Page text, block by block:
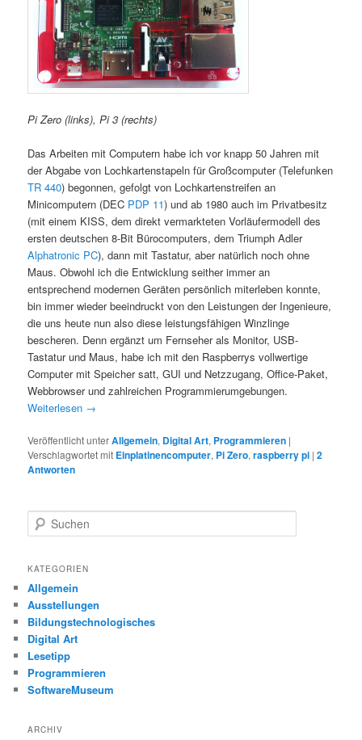
Pi Zero (links), Pi 3 (rechts)
Das Arbeiten mit Computern habe ich vor knapp 50 Jahren mit
der Abgabe von Lochkartenstapeln für Großcomputer (Telefunken
TR 440) begonnen, gefolgt von Lochkartenstreifen an
Minicomputern (DEC PDP 11) und ab 1980 auch im Privatbesitz
(mit einem KISS, dem direkt vermarkteten Vorläufermodell des
ersten deutschen 8-Bit Bürocomputers, dem Triumph Adler
Alphatronic PC), dann mit Tastatur, aber natürlich noch ohne
Maus. Obwohl ich die Entwicklung seither immer an
entsprechend modernen Geräten persönlich miterleben konnte,
bin immer wieder beeindruckt von den Leistungen der Ingenieure,
die uns heute nun also diese leistungsfähigen Winzlinge
bescheren. Denn ergänzt um Fernseher als Monitor, USB-
Tastatur und Maus, habe ich mit den Raspberrys vollwertige
Computer mit Speicher satt, GUI und Netzzugang, Office-Paket,
Webbrowser und zahlreichen Programmierumgebungen.
Weiterlesen →
Veröffentlicht unterAllgemein, Digital Art, Programmieren |
Verschlagwortet mit Einplatinencomputer, Pi Zero,raspberry pi |2
Antworten
u
h
n
KATEGORIEN
Allgemein
Ausstellungen
Bildungstechnologisches
Digital Art
Lesetipp
Programmieren
SoftwareMuseum
ARCHIV